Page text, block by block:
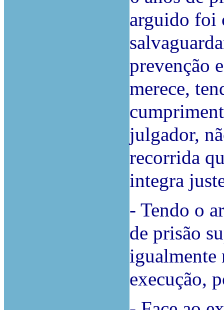
arguido foi
prevenção
merece,
julgador,
recorrida
integra
- Tendo o
de prisão
igualmente
execução,